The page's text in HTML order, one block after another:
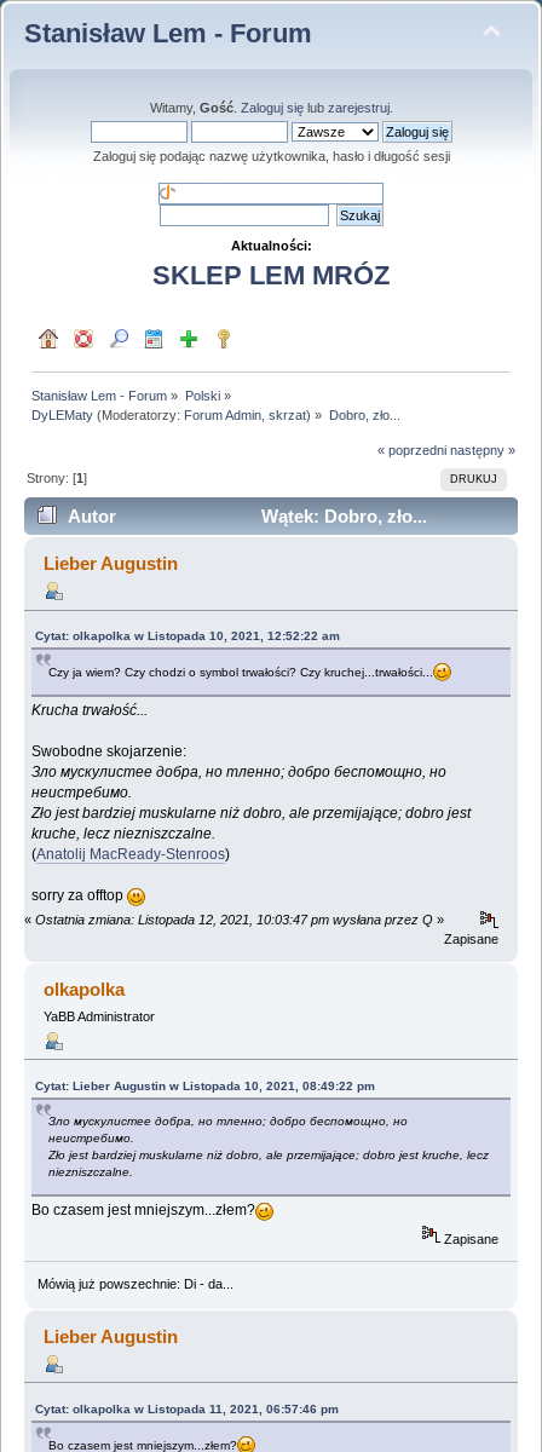
Stanisław Lem - Forum
Witamy, Gość. Zaloguj sięlub zarejestruj.
Zaloguj się podając nazwę użytkownika, hasło i długość sesji
Aktualności:
SKLEP LEM MRÓZ
Stanisław Lem - Forum » Polski»
DyLEMaty (Moderatorzy: Forum Admin ,skrzat) » Dobro, zło...
« poprzedni następny »
DRUKUJ
Strony: [1]
Autor
Wątek: Dobro, zło...
(Przeczytany 48944 razy)
Lieber Augustin
Cytat: olkapolka w Listopada 10, 2021, 12:52:22 am
Czy ja wiem? Czy chodzi o symbol trwałości? Czy kruchej...trwałości...
Krucha trwałość...
Swobodne skojarzenie:
Зло мускулистее добра, но тленно; добро беспомощно, но
неистребимо.
Zło jest bardziej muskularne niż dobro, ale przemijające; dobro jest
kruche, lecz niezniszczalne.
(Anatolij MacReady-Stenroos)
sorry za offtop
« Ostatnia zmiana: Listopada 12, 2021, 10:03:47 pm wysłana przez Q »
Zapisane
olkapolka
YaBB Administrator
Cytat: Lieber Augustin w Listopada 10, 2021, 08:49:22 pm
Зло мускулистее добра, но тленно; добро беспомощно, но
неистребимо.
Zło jest bardziej muskularne niż dobro, ale przemijające; dobro jest kruche, lecz
niezniszczalne.
Bo czasem jest mniejszym...złem?
Zapisane
Mówią już powszechnie: Di - da...
Lieber Augustin
Cytat: olkapolka w Listopada 11, 2021, 06:57:46 pm
Bo czasem jest mniejszym...złem?